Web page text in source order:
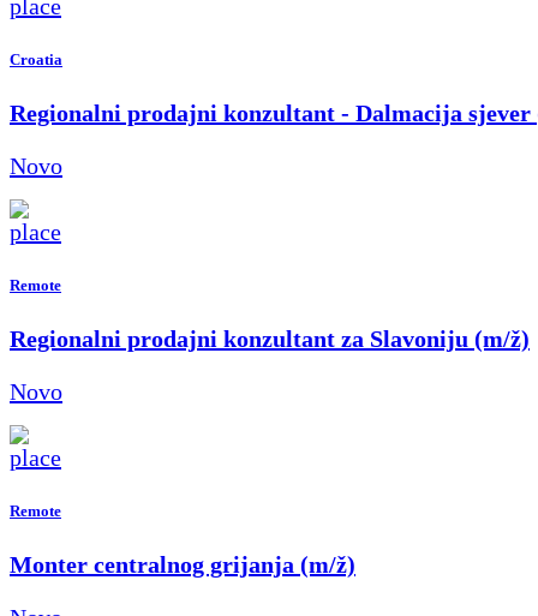
Croatia
Regionalni prodajni konzultant - Dalmacija sjever
Novo
Remote
Regionalni prodajni konzultant za Slavoniju (m/ž)
Novo
Remote
Monter centralnog grijanja (m/ž)